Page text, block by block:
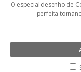
O especial desenho de
perfeita